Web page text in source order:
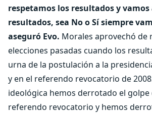
respetamos los resultados y
resultados, sea No o Sí siempre
aseguró Evo. Morales aprovechó de
elecciones pasadas cuando los
urna de la postulación a la
y en el referendo revocatorio de
ideológica hemos derrotado el golpe
referendo revocatorio y hemos